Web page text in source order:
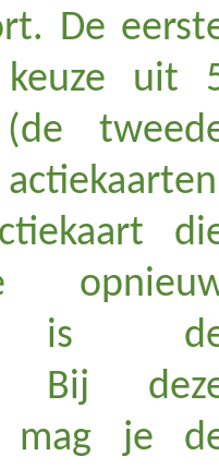
De
uit
is
Bij
mag je